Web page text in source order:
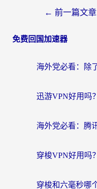
← 前一篇文章
免费回国加速器